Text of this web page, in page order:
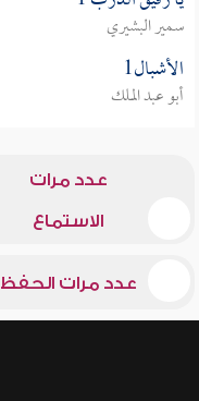
سمير البشيري
الأشبال1
أبو عبد الملك
عدد مرات
الاستماع
عدد مرات الحفظ